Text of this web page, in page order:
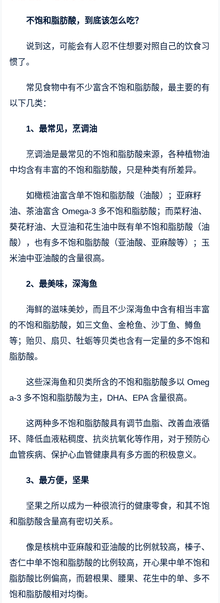
不饱和脂肪酸，到底该怎么吃？
说到这，可能会有人忍不住想要对照自己的饮食习
惯了。
常见食物中有不少富含不饱和脂肪酸，最主要的有
以下几类：
1、最常见，烹调油
烹调油是最常见的不饱和脂肪酸来源，各种植物油
中均含有丰富的不饱和脂肪酸，只是种类有所差异。
如橄榄油富含单不饱和脂肪酸（油酸）；亚麻籽
油、茶油富含 Omega-3 多不饱和脂肪酸；而菜籽油、
葵花籽油、大豆油和花生油中既有单不饱和脂肪酸（油
酸），也有多不饱和脂肪酸（亚油酸、亚麻酸等）；玉
米油中亚油酸的含量很高。
2、最美味，深海鱼
海鲜的滋味美妙，而且不少深海鱼中含有相当丰富
的不饱和脂肪酸，如三文鱼、金枪鱼、沙丁鱼、鳟鱼
等；贻贝、扇贝、牡蛎等贝类也含有一定量的多不饱和
脂肪酸。
这些深海鱼和贝类所含的不饱和脂肪酸多以 Omeg
a-3 多不饱和脂肪酸为主，DHA、EPA 含量很高。
这两种多不饱和脂肪酸具有调节血脂、改善血液循
环、降低血液粘稠度、抗炎抗氧化等作用，对于预防心
血管疾病、保护心血管健康具有多方面的积极意义。
3、最方便，坚果
坚果之所以成为一种很流行的健康零食，和其不饱
和脂肪酸含量高有密切关系。
像是核桃中亚麻酸和亚油酸的比例就较高，榛子、
杏仁中单不饱和脂肪酸的比例较高，开心果中单不饱和
脂肪酸比例偏高，而碧根果、腰果、花生中的单、多不
饱和脂肪酸相对均衡。